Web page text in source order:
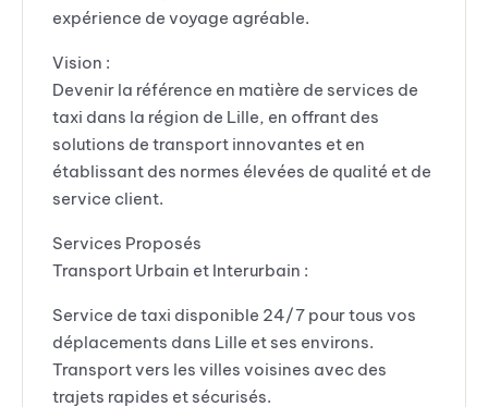
expérience de voyage agréable.
Vision :
Devenir la référence en matière de services de
taxi dans la région de Lille, en offrant des
solutions de transport innovantes et en
établissant des normes élevées de qualité et de
service client.
Services Proposés
Transport Urbain et Interurbain :
Service de taxi disponible 24/7 pour tous vos
déplacements dans Lille et ses environs.
Transport vers les villes voisines avec des
trajets rapides et sécurisés.